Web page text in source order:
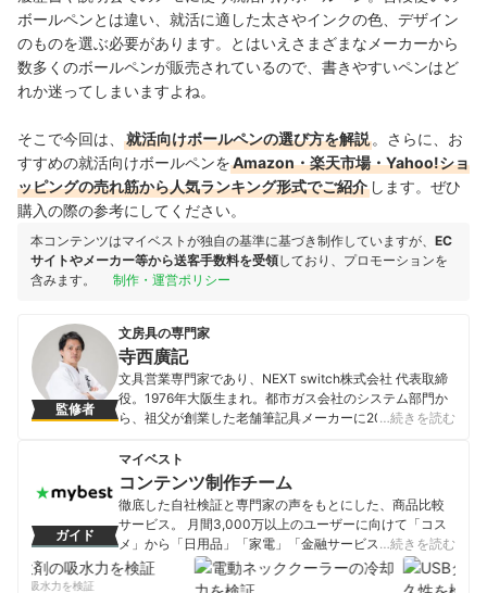
ボールペンとは違い、就活に適した太さやインクの色、デザイン
のものを選ぶ必要があります。とはいえさまざまなメーカーから
数多くのボールペンが販売されているので、書きやすいペンはど
れか迷ってしまいますよね。
そこで今回は、 就活向けボールペンの選び方を解説 。さらに、お
すすめの就活向けボールペンをAmazon・楽天市場・Yahoo!ショ
ッピングの売れ筋から人気ランキング形式でご紹介 します。ぜひ
購入の際の参考にしてください。
本コンテンツはマイベストが独自の基準に基づき制作していますが、 EC
サイトやメーカー等から送客手数料を受領しており、プロモーションを
含みます。
制作・運営ポリシー
監修者
文房具の専門家
寺西廣記
文具営業専門家であり、NEXT switch株式会社 代表取締
役。1976年大阪生まれ。都市ガス会社のシステム部門か
ら、祖父が創業した老舗筆記具メーカーに2006年に転
ンチャー文具メーカーを営業、企画面で支援。「文具営
業専門家」、文具道師範代として文具通販「文具道」の
運営。「TVチャンピオン極」文房具王選手権準優勝。
YouTube「文具道師範代」チャンネル。MBA(経営学修
士)。
寺西廣記のプロフィール
…続きを読む
ガイド
マイベスト
コンテンツ制作チーム
徹底した自社検証と専門家の声をもとにした、商品比較
サービス。 月間3,000万以上のユーザーに向けて「コス
メ」から「日用品」「家電」「金融サービス」まで、ベ
ストな商品を選んでもらうために、毎日コンテンツを制
…続きを読む
の吸水力を検証